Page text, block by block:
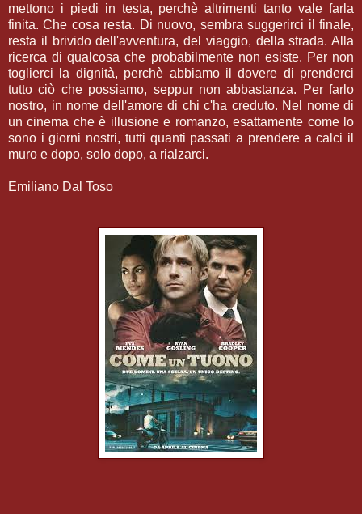
mettono i piedi in testa, perchè altrimenti tanto vale farla
finita. Che cosa resta. Di nuovo, sembra suggerirci il finale,
resta il brivido dell'avventura, del viaggio, della strada. Alla
ricerca di qualcosa che probabilmente non esiste. Per non
toglierci la dignità, perchè abbiamo il dovere di prenderci
tutto ciò che possiamo, seppur non abbastanza. Per farlo
nostro, in nome dell'amore di chi c'ha creduto. Nel nome di
un cinema che è illusione e romanzo, esattamente come lo
sono i giorni nostri, tutti quanti passati a prendere a calci il
muro e dopo, solo dopo, a rialzarci.
Emiliano Dal Toso